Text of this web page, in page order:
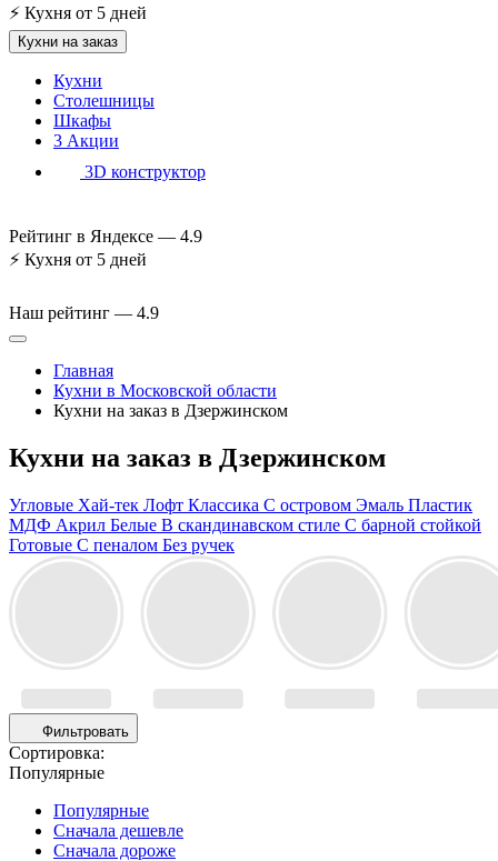
⚡ Кухня от 5 дней
Кухни на заказ
Кухни
Столешницы
Шкафы
3 Акции
3D конструктор
Рейтинг в Яндексе — 4.9
⚡ Кухня от 5 дней
Наш рейтинг — 4.9
Главная
Кухни в Московской области
Кухни на заказ в Дзержинском
Кухни на заказ в Дзержинском
Угловые Хай-тек Лофт Классика С островом Эмаль Пластик
МДФ Акрил Белые В скандинавском стиле С барной стойкой
Готовые С пеналом Без ручек
Фильтровать
Сортировка:
Популярные
Популярные
Сначала дешевле
Сначала дороже